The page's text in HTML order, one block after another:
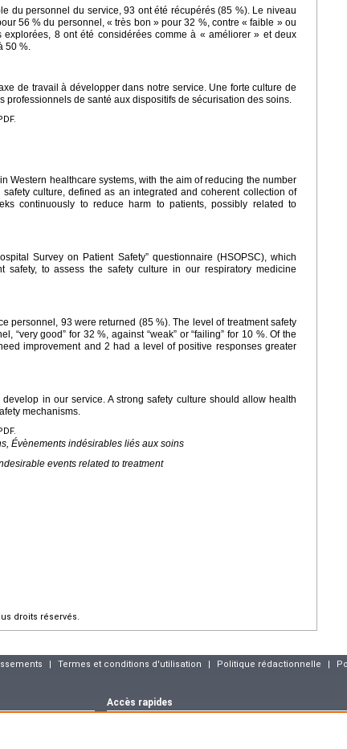
du personnel du service, 93 ont été récupérés (85 %). Le niveau
56 % du personnel, « très bon » pour 32 %, contre « faible » ou
8 ont été considérées comme à « améliorer » et deux
50 %.
de travail à développer dans notre service. Une forte culture de
professionnels de santé aux dispositifs de sécurisation des soins.
Western healthcare systems, with the aim of reducing the number
culture, defined as an integrated and coherent collection of
continuously to reduce harm to patients, possibly related to
Survey on Patient Safety” questionnaire (HSOPSC), which
safety, to assess the safety culture in our respiratory medicine
personnel, 93 were returned (85 %). The level of treatment safety
“very good” for 32 %, against “weak” or “failing” for 10 %. Of the
improvement and 2 had a level of positive responses greater
in our service. A strong safety culture should allow health
mechanisms.
Évènements indésirables liés aux soins
events related to treatment
droits réservés.
| Termes et conditions d'utilisation | Politique rédactionnelle |
Accès rapides